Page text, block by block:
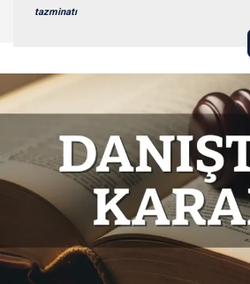
tazminatı